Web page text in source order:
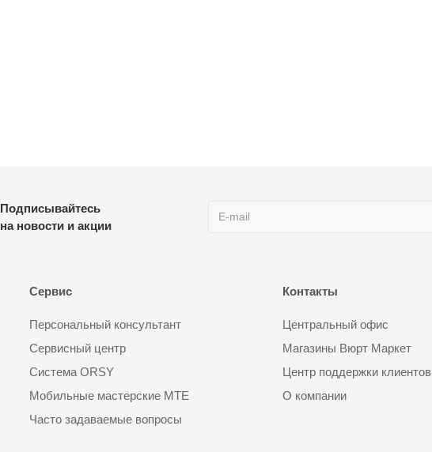
Подписывайтесь
на новости и акции
Сервис
Персональный консультант
Сервисный центр
Система ORSY
Мобильные мастерские MTE
Часто задаваемые вопросы
Контакты
Центральный офис
Магазины Вюрт Маркет
Центр поддержки клиентов
О компании